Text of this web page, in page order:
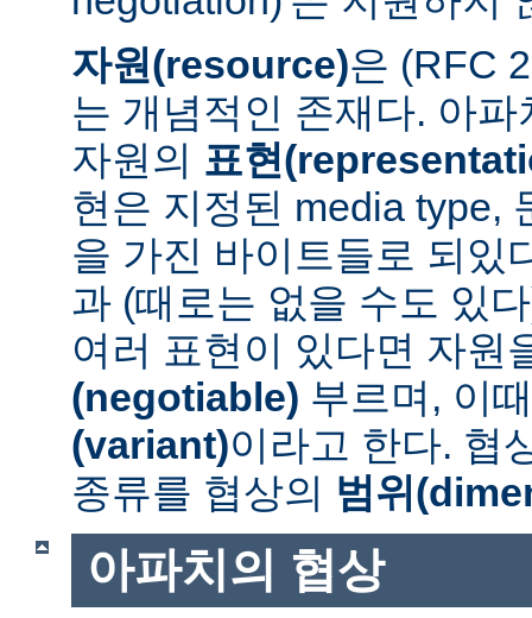
자원(resource)은 (RFC
는 개념적인 존재다. 아
자원의 표현
현은 지정된 media type,
을 가진 바이트들로 되있
과 (때로는 없을 수도 있
여러 표현이 있다면 자원
(negotiable) 부르며, 이
(variant)이라고 한다. 협
종류를 협상의 범위
아파치의 협상